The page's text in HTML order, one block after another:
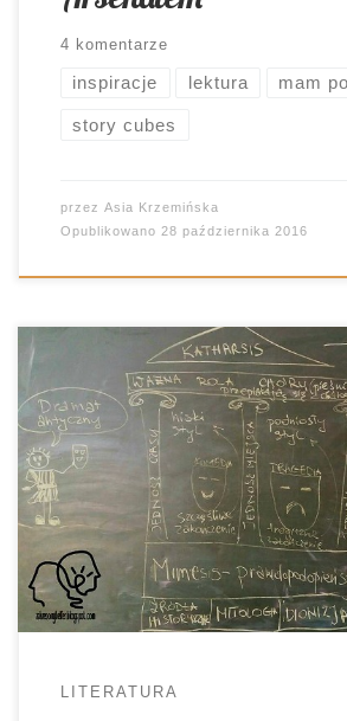
4 komentarze
inspiracje lektura mam
story cubes
przez Asia Krzemińska
Opublikowano 28 października 2016
Gramatyczne <karty> pracy, w
wykorzystuję zasady myślenia
cieszyły się ogromnym
Postanowiłam pójść za ciosem i
mały zestaw z materiałami
literatury. Zaczęło się niewinnie.
pierwszej klasie liceum
omawianie “Króla Edypa”.
elementem rozważań, a
LITERATURA